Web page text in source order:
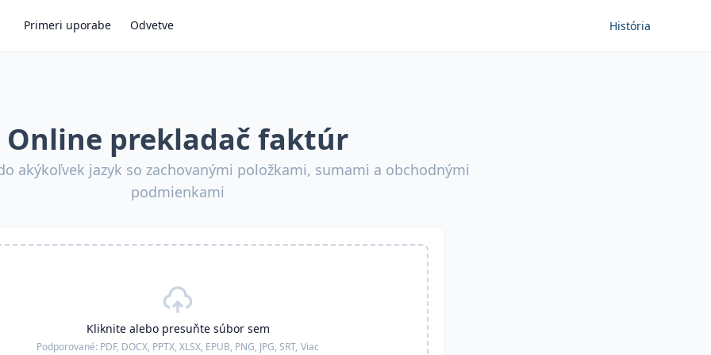
Primeri uporabe Odvetve História
Online prekladač faktúr
akýkoľvek jazyk so zachovanými položkami, sumami a obchodnými
podmienkami
Kliknite alebo presuňte súbor sem
Podporované: PDF, DOCX, PPTX, XLSX, EPUB, PNG, JPG, SRT, Viac